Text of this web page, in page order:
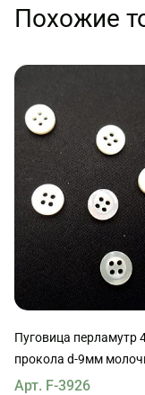
Похожие
Пуговица перламутр
прокола d-9мм
ободком
Арт. F-3926